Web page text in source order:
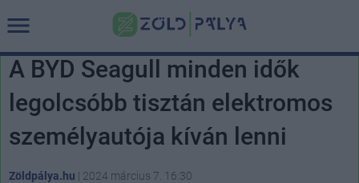
A BYD Seagull minden idők
legolcsóbb tisztán elektromos
személyautója kíván lenni
Zöldpálya.hu | 2024 március 7. 16:30